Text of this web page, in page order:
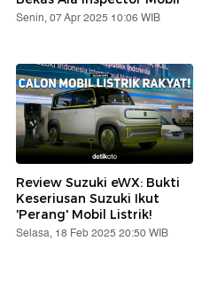
Senin, 07 Apr 2025 10:06 WIB
Review Suzuki eWX: Bukti
Keseriusan Suzuki Ikut
'Perang' Mobil Listrik!
Selasa, 18 Feb 2025 20:50 WIB